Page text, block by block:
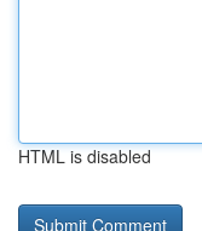
HTML is disabled